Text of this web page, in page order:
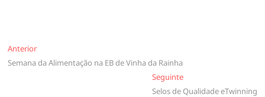
Navegação
de
AnteriorAnterior
Semana da Alimentação na EB de Vinha da Rainha
SeguinteSeguinte
Selos de Qualidade eTwinning